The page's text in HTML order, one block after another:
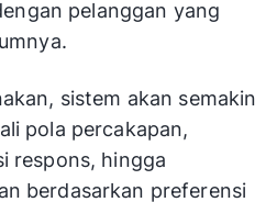
pelanggan yang
sistem akan semakin
pola percakapan,
respons, hingga
berdasarkan preferensi